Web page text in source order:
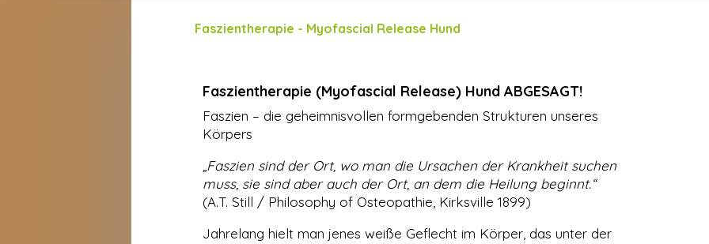
Faszientherapie - Myofascial Release Hund
Faszientherapie (Myofascial Release) Hund ABGESAGT!
Faszien – die geheimnisvollen formgebenden Strukturen unseres
Körpers
„Faszien sind der Ort, wo man die Ursachen der Krankheit suchen
muss, sie sind aber auch der Ort, an dem die Heilung beginnt.“
(A.T. Still / Philosophy of Osteopathie, Kirksville 1899)
Jahrelang hielt man jenes weiße Geflecht im Körper, das unter der